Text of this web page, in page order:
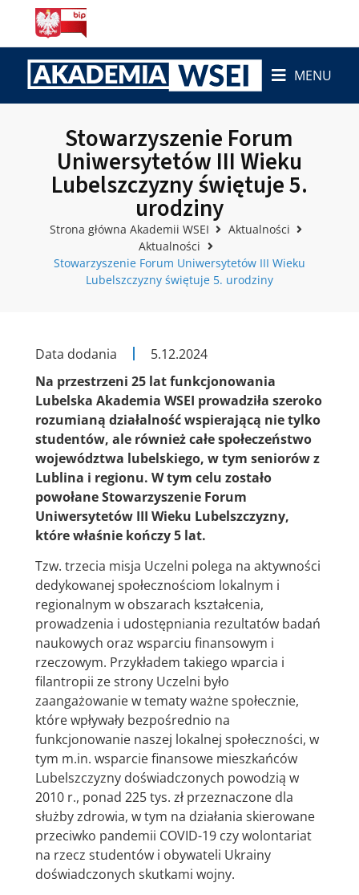
MENU
Stowarzyszenie Forum
Uniwersytetów III Wieku
Lubelszczyzny świętuje 5.
urodziny
Strona główna Akademii WSEI
Aktualności
Aktualności
Stowarzyszenie Forum Uniwersytetów III Wieku
Lubelszczyzny świętuje 5. urodziny
Data dodania
5.12.2024
Na przestrzeni 25 lat funkcjonowania
Lubelska Akademia WSEI prowadziła szeroko
rozumianą działalność wspierającą nie tylko
studentów, ale również całe społeczeństwo
województwa lubelskiego, w tym seniorów z
Lublina i regionu. W tym celu zostało
powołane Stowarzyszenie Forum
Uniwersytetów III Wieku Lubelszczyzny,
które właśnie kończy 5 lat.
Tzw. trzecia misja Uczelni polega na aktywności
dedykowanej społecznościom lokalnym i
regionalnym w obszarach kształcenia,
prowadzenia i udostępniania rezultatów badań
naukowych oraz wsparciu finansowym i
rzeczowym. Przykładem takiego wparcia i
filantropii ze strony Uczelni było
zaangażowanie w tematy ważne społecznie,
które wpływały bezpośrednio na
funkcjonowanie naszej lokalnej społeczności, w
tym m.in. wsparcie finansowe mieszkańców
Lubelszczyzny doświadczonych powodzią w
2010 r., ponad 225 tys. zł przeznaczone dla
służby zdrowia, w tym na działania skierowane
przeciwko pandemii COVID-19 czy wolontariat
na rzecz studentów i obywateli Ukrainy
doświadczonych skutkami wojny.